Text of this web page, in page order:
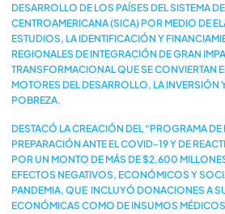
DESARROLLO DE LOS PAÍSES DEL SISTEMA
CENTROAMERICANA (SICA) POR MEDIO DE
ESTUDIOS, LA IDENTIFICACIÓN Y
REGIONALES DE INTEGRACIÓN DE GRAN
TRANSFORMACIONAL QUE SE CONVIERTAN
MOTORES DEL DESARROLLO, LA INVERSIÓN
POBREZA.
DESTACÓ LA CREACIÓN DEL “PROGRAMA
PREPARACIÓN ANTE EL COVID-19 Y DE
POR UN MONTO DE MÁS DE $2,600
EFECTOS NEGATIVOS, ECONÓMICOS Y
PANDEMIA, QUE INCLUYÓ DONACIONES A
ECONÓMICAS COMO DE INSUMOS